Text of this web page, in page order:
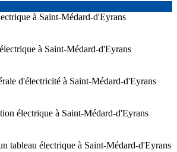
à Saint-Médard-d'Eyrans
à Saint-Médard-d'Eyrans
d'électricité à Saint-Médard-d'Eyrans
électrique à Saint-Médard-d'Eyrans
tableau électrique à Saint-Médard-d'Eyrans